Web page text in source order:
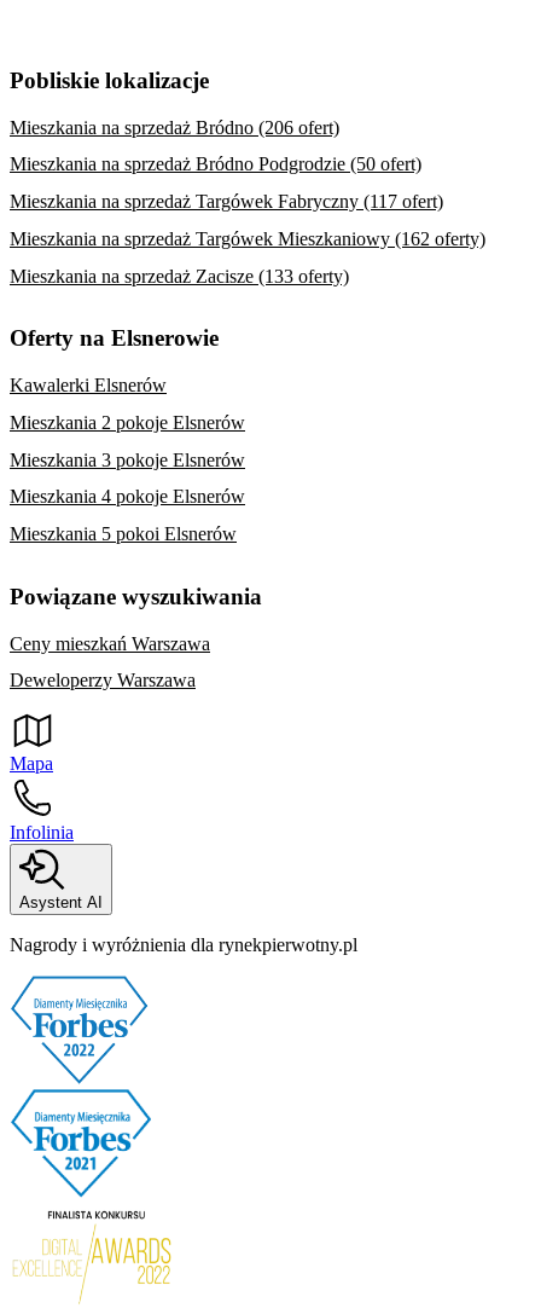
Pobliskie lokalizacje
Mieszkania na sprzedaż Bródno (206 ofert)
Mieszkania na sprzedaż Bródno Podgrodzie (50 ofert)
Mieszkania na sprzedaż Targówek Fabryczny (117 ofert)
Mieszkania na sprzedaż Targówek Mieszkaniowy (162 oferty)
Mieszkania na sprzedaż Zacisze (133 oferty)
Oferty na Elsnerowie
Kawalerki Elsnerów
Mieszkania 2 pokoje Elsnerów
Mieszkania 3 pokoje Elsnerów
Mieszkania 4 pokoje Elsnerów
Mieszkania 5 pokoi Elsnerów
Powiązane wyszukiwania
Ceny mieszkań Warszawa
Deweloperzy Warszawa
Mapa
Infolinia
Asystent AI
Nagrody i wyróżnienia dla rynekpierwotny.pl